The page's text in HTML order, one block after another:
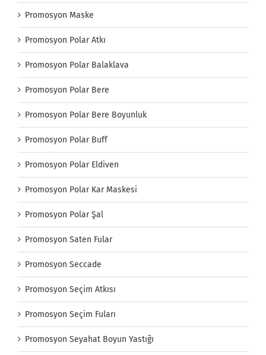
Promosyon Maske
Promosyon Polar Atkı
Promosyon Polar Balaklava
Promosyon Polar Bere
Promosyon Polar Bere Boyunluk
Promosyon Polar Buff
Promosyon Polar Eldiven
Promosyon Polar Kar Maskesi
Promosyon Polar Şal
Promosyon Saten Fular
Promosyon Seccade
Promosyon Seçim Atkısı
Promosyon Seçim Fuları
Promosyon Seyahat Boyun Yastığı